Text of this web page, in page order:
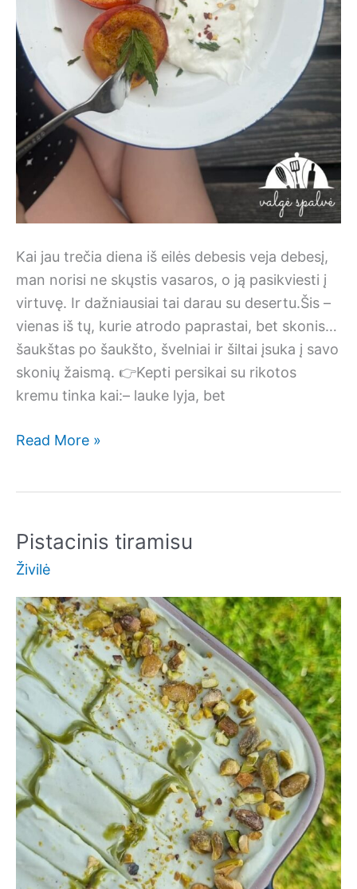
Kai jau trečia diena iš eilės debesis veja debesį,
man norisi ne skųstis vasaros, o ją pasikviesti į
virtuvę. Ir dažniausiai tai darau su desertu.Šis –
vienas iš tų, kurie atrodo paprastai, bet skonis…
šaukštas po šaukšto, švelniai ir šiltai įsuka į savo
skonių žaismą. 👉Kepti persikai su rikotos
kremu tinka kai:– lauke lyja, bet
Kepti
kremu
Read More »
Pistacinis tiramisu
Živilė